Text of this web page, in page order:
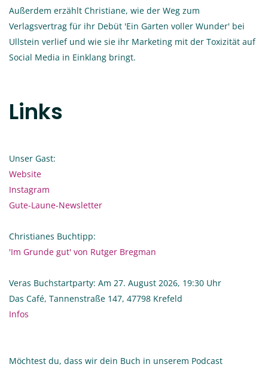
Außerdem erzählt Christiane, wie der Weg zum
Verlagsvertrag für ihr Debüt 'Ein Garten voller Wunder' bei
Ullstein verlief und wie sie ihr Marketing mit der Toxizität auf
Social Media in Einklang bringt.
Links
Unser Gast:
Website
Instagram
Gute-Laune-Newsletter
Christianes Buchtipp:
'Im Grunde gut' von Rutger Bregman
Veras Buchstartparty: Am 27. August 2026, 19:30 Uhr
Das Café, Tannenstraße 147, 47798 Krefeld
Infos
Möchtest du, dass wir dein Buch in unserem Podcast